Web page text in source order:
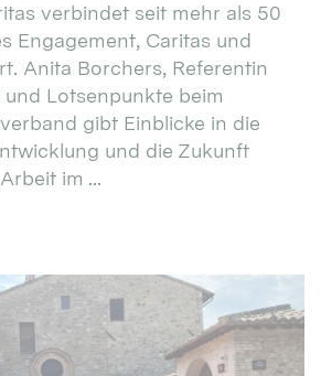
verbindet seit mehr als 50
Engagement, Caritas und
Anita Borchers, Referentin
Lotsenpunkte beim
gibt Einblicke in die
und die Zukunft
im ...